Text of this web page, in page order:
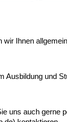
wir Ihnen
Ausbildung und
uns auch gerne